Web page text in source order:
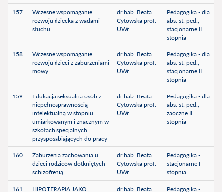
157.
Wczesne wspomaganie
rozwoju dziecka z wadami
słuchu
dr hab. Beata
Cytowska prof.
UWr
Pedagogika - dla
abs. st. ped.,
stacjonarne II
stopnia
158.
Wczesne wspomaganie
rozwoju dzieci z zaburzeniami
mowy
dr hab. Beata
Cytowska prof.
UWr
Pedagogika - dla
abs. st. ped.,
stacjonarne II
stopnia
159.
Edukacja seksualna osób z
niepełnosprawnością
intelektualną w stopniu
umiarkowanym i znacznym w
szkołach specjalnych
przysposabiających do pracy
dr hab. Beata
Cytowska prof.
UWr
Pedagogika - dla
abs. st. ped.,
zaoczne II
stopnia
160.
Zaburzenia zachowania u
dzieci rodziców dotkniętych
schizofrenią
dr hab. Beata
Cytowska prof.
UWr
Pedagogika -
stacjonarne I
stopnia
161.
HIPOTERAPIA JAKO
dr hab. Beata
Pedagogika -